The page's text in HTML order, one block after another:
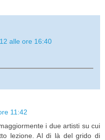
alle ore 16:40
11:42
i due artisti su cui
lezione. Al di là del grido di